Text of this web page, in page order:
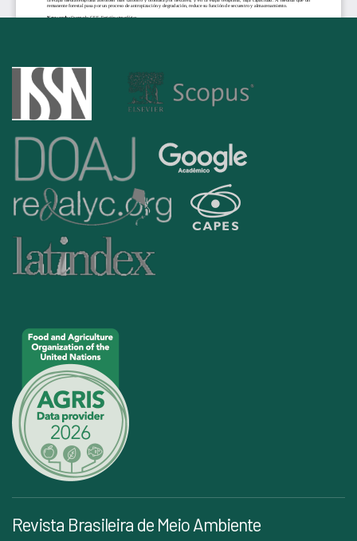
Revista Brasileira de Meio Ambiente